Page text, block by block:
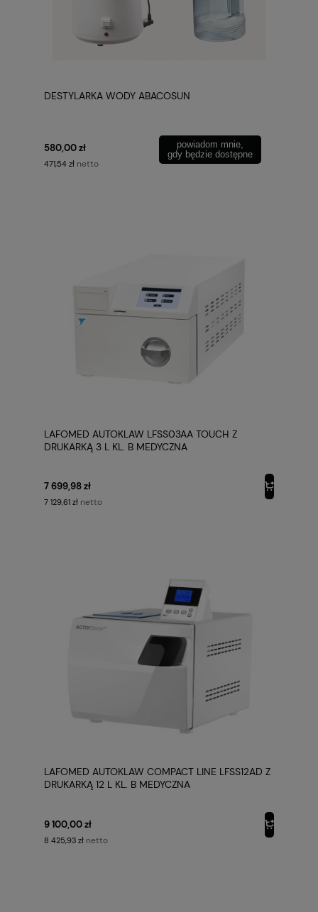
DESTYLARKA WODY ABACOSUN
580,00 zł
471,54 zł netto
powiadom mnie,
gdy będzie dostępne
LAFOMED AUTOKLAW LFSS03AA TOUCH Z
DRUKARKĄ 3 L KL. B MEDYCZNA
7 699,98 zł
7 129,61 zł netto
LAFOMED AUTOKLAW COMPACT LINE LFSS12AD Z
DRUKARKĄ 12 L KL. B MEDYCZNA
9 100,00 zł
8 425,93 zł netto